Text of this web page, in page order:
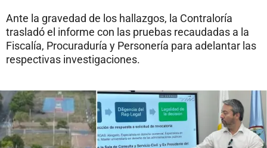
Ante la gravedad de los hallazgos, la Contraloría
trasladó el informe con las pruebas recaudadas a la
Fiscalía, Procuraduría y Personería para adelantar las
respectivas investigaciones.